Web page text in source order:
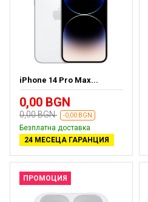
iPhone 14 Pro Max...
0,00 BGN
0,00 BGN -0,00 BGN
Безплатна доставка
24 МЕСЕЦА ГАРАНЦИЯ
ПРОМОЦИЯ